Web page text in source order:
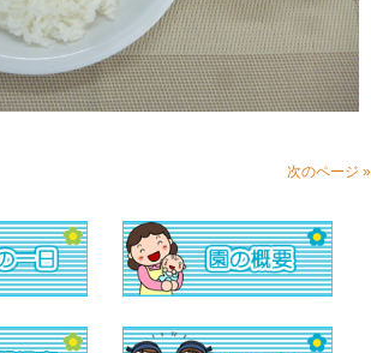
次のページ »